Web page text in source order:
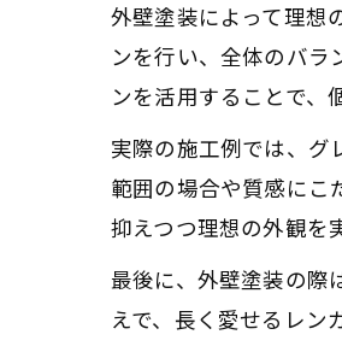
外壁塗装によって理想
ンを行い、全体のバラ
ンを活用することで、
実際の施工例では、グ
範囲の場合や質感にこ
抑えつつ理想の外観を
最後に、外壁塗装の際
えで、長く愛せるレン